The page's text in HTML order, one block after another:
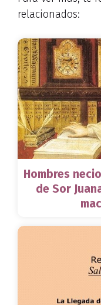
relacionados:
Hombres
de Sor